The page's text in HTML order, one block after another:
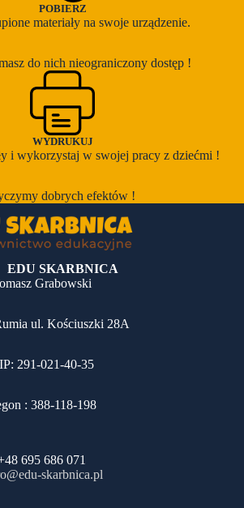
POBIERZ
materiały na swoje urządzenie.
do nich nieograniczony dostęp !
WYDRUKUJ
i wykorzystaj w swojej pracy z dziećmi !
dobrych efektów !
EDU SKARBNICA
Grabowski
ul. Kościuszki 28A
291-021-40-35
: 388-118-198
695 686 071
skarbnica.pl